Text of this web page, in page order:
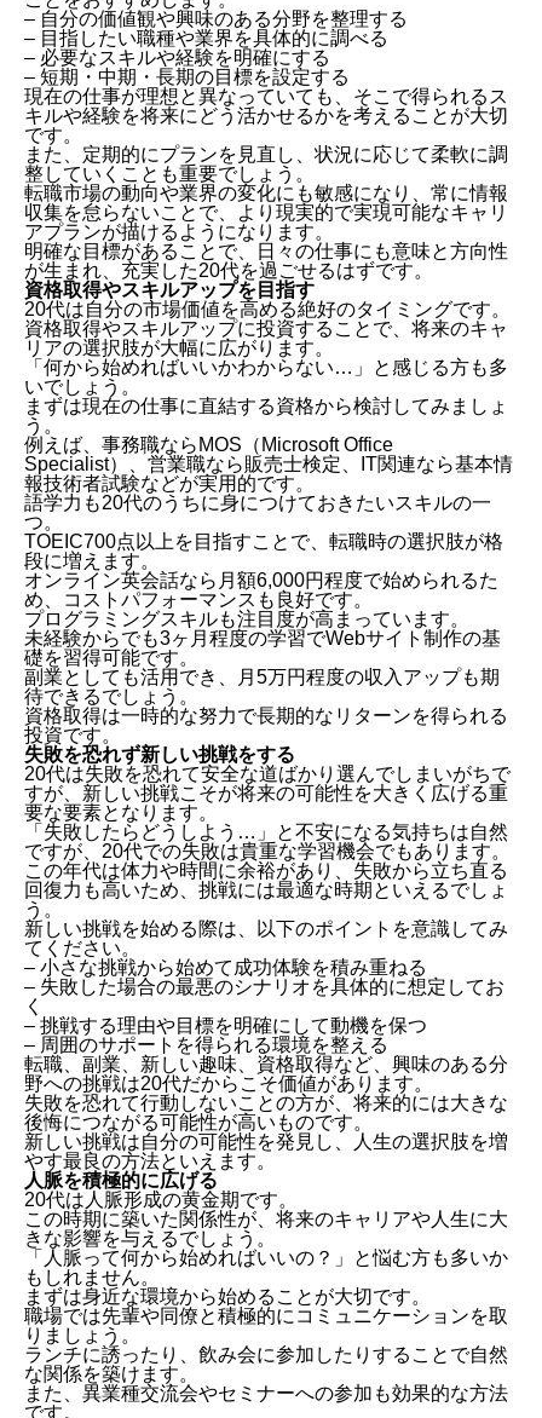
– 自分の価値観や興味のある分野を整理する
– 目指したい職種や業界を具体的に調べる
– 必要なスキルや経験を明確にする
– 短期・中期・長期の目標を設定する
現在の仕事が理想と異なっていても、そこで得られるス
キルや経験を将来にどう活かせるかを考えることが大切
です。
また、定期的にプランを見直し、状況に応じて柔軟に調
整していくことも重要でしょう。
転職市場の動向や業界の変化にも敏感になり、常に情報
収集を怠らないことで、より現実的で実現可能なキャリ
アプランが描けるようになります。
明確な目標があることで、日々の仕事にも意味と方向性
が生まれ、充実した20代を過ごせるはずです。
資格取得やスキルアップを目指す
20代は自分の市場価値を高める絶好のタイミングです。
資格取得やスキルアップに投資することで、将来のキャ
リアの選択肢が大幅に広がります。
「何から始めればいいかわからない…」と感じる方も多
いでしょう。
まずは現在の仕事に直結する資格から検討してみましょ
う。
例えば、事務職ならMOS（Microsoft Office
Specialist）、営業職なら販売士検定、IT関連なら基本情
報技術者試験などが実用的です。
語学力も20代のうちに身につけておきたいスキルの一
つ。
TOEIC700点以上を目指すことで、転職時の選択肢が格
段に増えます。
オンライン英会話なら月額6,000円程度で始められるた
め、コストパフォーマンスも良好です。
プログラミングスキルも注目度が高まっています。
未経験からでも3ヶ月程度の学習でWebサイト制作の基
礎を習得可能です。
副業としても活用でき、月5万円程度の収入アップも期
待できるでしょう。
資格取得は一時的な努力で長期的なリターンを得られる
投資です。
失敗を恐れず新しい挑戦をする
20代は失敗を恐れて安全な道ばかり選んでしまいがちで
すが、新しい挑戦こそが将来の可能性を大きく広げる重
要な要素となります。
「失敗したらどうしよう…」と不安になる気持ちは自然
ですが、20代での失敗は貴重な学習機会でもあります。
この年代は体力や時間に余裕があり、失敗から立ち直る
回復力も高いため、挑戦には最適な時期といえるでしょ
う。
新しい挑戦を始める際は、以下のポイントを意識してみ
てください。
– 小さな挑戦から始めて成功体験を積み重ねる
– 失敗した場合の最悪のシナリオを具体的に想定してお
く
– 挑戦する理由や目標を明確にして動機を保つ
– 周囲のサポートを得られる環境を整える
転職、副業、新しい趣味、資格取得など、興味のある分
野への挑戦は20代だからこそ価値があります。
失敗を恐れて行動しないことの方が、将来的には大きな
後悔につながる可能性が高いものです。
新しい挑戦は自分の可能性を発見し、人生の選択肢を増
やす最良の方法といえます。
人脈を積極的に広げる
20代は人脈形成の黄金期です。
この時期に築いた関係性が、将来のキャリアや人生に大
きな影響を与えるでしょう。
「人脈って何から始めればいいの？」と悩む方も多いか
もしれません。
まずは身近な環境から始めることが大切です。
職場では先輩や同僚と積極的にコミュニケーションを取
りましょう。
ランチに誘ったり、飲み会に参加したりすることで自然
な関係を築けます。
また、異業種交流会やセミナーへの参加も効果的な方法
です。